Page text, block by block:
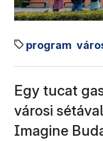
program
Egy tucat
városi
Imagine